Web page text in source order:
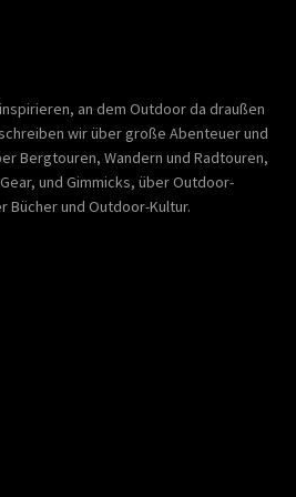
an dem Outdoor da draußen
wir über große Abenteuer und
Bergtouren, Wandern und Radtouren,
und Gimmicks, über Outdoor-
Bücher und Outdoor-Kultur.